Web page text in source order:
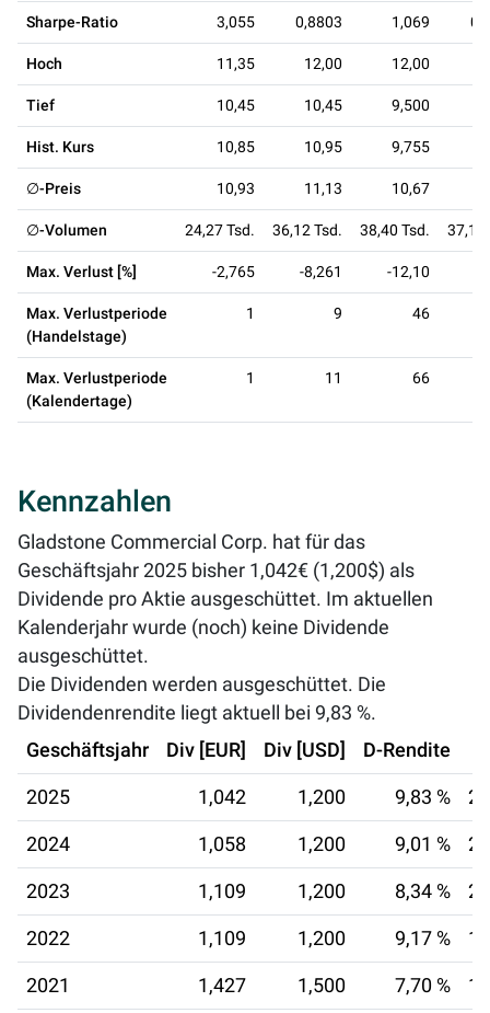
Sharpe-Ratio 3,055 0,8803 1,069
Hoch 11,35 12,00 12,00
Tief 10,45 10,45 9,500
Hist. Kurs 10,85 10,95 9,755
∅-Preis 10,93 11,13 10,67
∅-Volumen 24,27 Tsd. 36,12 Tsd. 38,40 Tsd. 37,19
Max. Verlust [%] -2,765 -8,261 -12,10
Max. Verlustperiode
(Handelstage)
1 9 46
Max. Verlustperiode
(Kalendertage)
1 11 66
Kennzahlen
Gladstone Commercial Corp. hat für das
Geschäftsjahr 2025 bisher 1,042€ (1,200$) als
Dividende pro Aktie ausgeschüttet. Im aktuellen
Kalenderjahr wurde (noch) keine Dividende
ausgeschüttet.
Die Dividenden werden ausgeschüttet. Die
Dividendenrendite liegt aktuell bei 9,83 %.
Geschäftsjahr
Div [EUR] Div [USD] D-Rendite
2025 1,042 1,200 9,83 %
2024 1,058 1,200 9,01 %
2023 1,109 1,200 8,34 %
2022 1,109 1,200 9,17 %
2021 1,427 1,500 7,70 %